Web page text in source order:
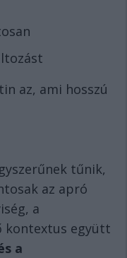
az, ami hosszú
tűnik,
az apró
a
kontextus együtt
a